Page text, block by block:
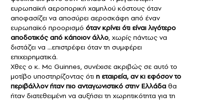
ευρωπαϊκή αεροπορική χαμηλού κόστους όταν
αποφασίζει να αποσύρει αεροσκάφη από έναν
ευρωπαϊκό προορισμό όταν κρίνει ότι είναι λιγότερο
αποδοτικός από κάποιον άλλο, χωρίς πάντως να
διστάζει να …επιστρέφει όταν τη συμφέρει
επιχειρηματικά.
Χθες ο κ. Mc Guinnes, συνέχισε ακριβώς σε αυτό το
μοτίβο υποστηρίζοντας ότι η εταιρεία, αν κι εφόσον το
περιβάλλον ήταν πιο ανταγωνιστικό στην Ελλάδα θα
ήταν διατεθειμένη να αυξήσει τη χωρητικότητα για τη